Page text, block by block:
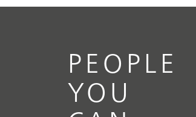
PEOPLE
YOU